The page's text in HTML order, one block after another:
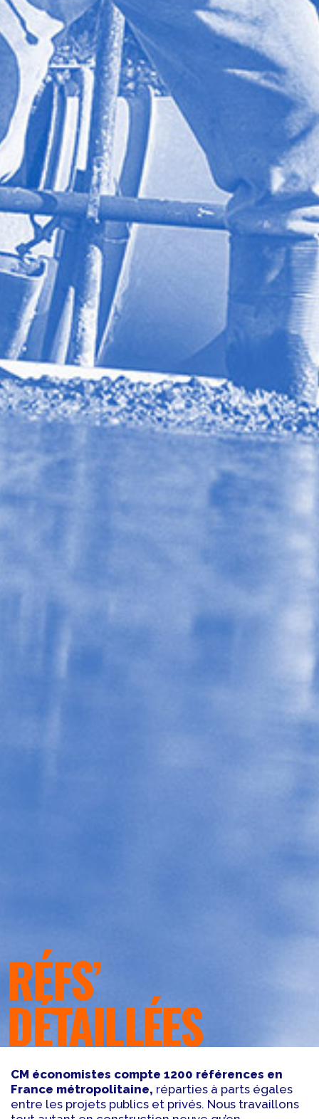
RÉFS’
DÉTAILLÉES
CM économistes compte 1200 références en
France métropolitaine, réparties à parts égales
entre les projets publics et privés. Nous travaillons